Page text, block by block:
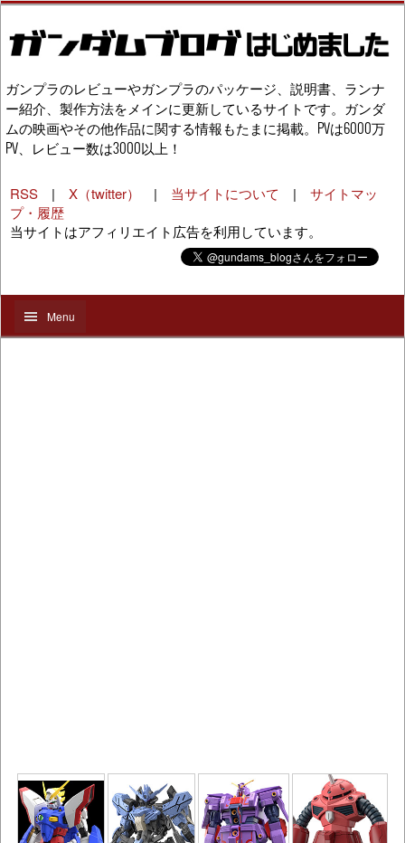
ガンプラのレビューやガンプラのパッケージ、説明書、ランナ
ー紹介、製作方法をメインに更新しているサイトです。ガンダ
ムの映画やその他作品に関する情報もたまに掲載。PVは6000万
PV、レビュー数は3000以上！
RSS | X（twitter） | 当サイトについて | サイトマッ
プ・履歴
当サイトはアフィリエイト広告を利用しています。
Menu